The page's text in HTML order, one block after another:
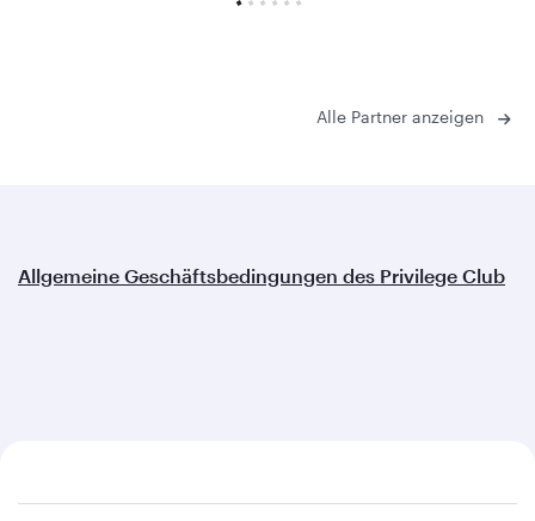
Alle Partner anzeigen
Allgemeine Geschäftsbedingungen des Privilege Club